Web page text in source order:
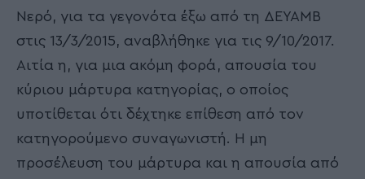
Νερό, για τα γεγονότα έξω από τη ΔΕΥΑΜΒ
στις 13/3/2015, αναβλήθηκε για τις 9/10/2017.
Αιτία η, για μια ακόμη φορά, απουσία του
κύριου μάρτυρα κατηγορίας, ο οποίος
υποτίθεται ότι δέχτηκε επίθεση από τον
κατηγορούμενο συναγωνιστή. Η μη
προσέλευση του μάρτυρα και η απουσία από